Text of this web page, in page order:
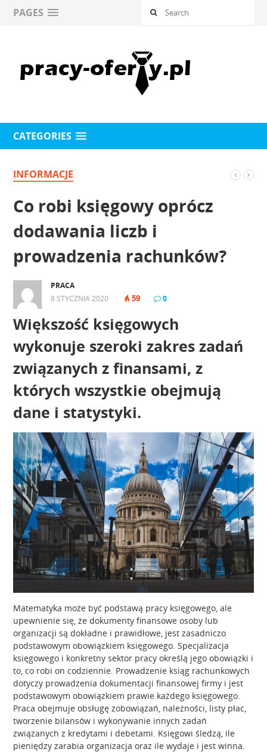
PAGES
CATEGORIES
INFORMACJE
Co robi księgowy oprócz
dodawania liczb i
prowadzenia rachunków?
PRACA
8 STYCZNIA 2020
59 0
Większość księgowych
wykonuje szeroki zakres zadań
związanych z finansami, z
których wszystkie obejmują
dane i statystyki.
Matematyka może być podstawą pracy księgowego, ale
upewnienie się, że dokumenty finansowe osoby lub
organizacji są dokładne i prawidłowe, jest zasadniczo
podstawowym obowiązkiem księgowego. Specjalizacja
księgowego i konkretny sektor pracy określą jego obowiązki i
to, co robi on codziennie. Prowadzenie ksiąg rachunkowych
dotyczy prowadzenia dokumentacji finansowej firmy i jest
podstawowym obowiązkiem prawie każdego księgowego.
Praca obejmuje obsługę zobowiązań, należności, listy płac,
tworzenie bilansów i wykonywanie innych zadań
związanych z kredytami i debetami. Księgowi śledzą, ile
pieniędzy zarabia organizacja oraz ile wydaje i jest winna.